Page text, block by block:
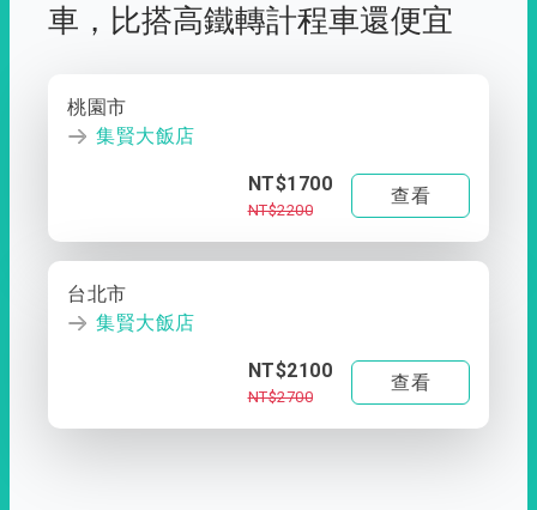
車， 比搭高鐵轉計程車還便宜
桃園市
集賢大飯店
NT$1700
NT$2200
查看
台北市
集賢大飯店
NT$2100
NT$2700
查看